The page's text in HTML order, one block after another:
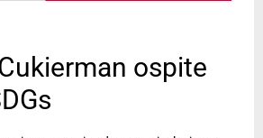
ospite